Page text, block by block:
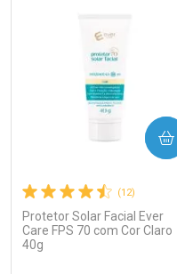
(12)
Protetor Solar Facial Ever
Care FPS 70 com Cor Claro
40g
COMPRAR